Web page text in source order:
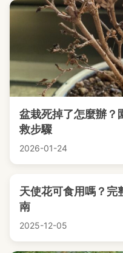
盆栽死掉了怎麼辦？
救步驟
2026-01-24
天使花可食用嗎？完
南
2025-12-05